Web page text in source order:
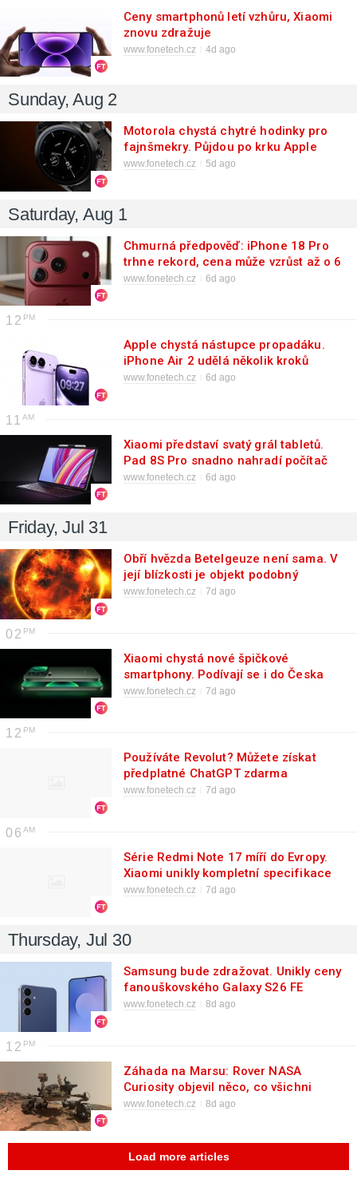
Ceny smartphonů letí vzhůru, Xiaomi
znovu zdražuje
www.fonetech.cz 4d ago
Sunday, Aug 2
Motorola chystá chytré hodinky pro
fajnšmekry. Půjdou po krku Apple
Watch Ultra a Galaxy Watch Ultra
www.fonetech.cz 5d ago
Saturday, Aug 1
Chmurná předpověď: iPhone 18 Pro
trhne rekord, cena může vzrůst až o 6
000 Kč
www.fonetech.cz 6d ago
12
Apple chystá nástupce propadáku.
iPhone Air 2 udělá několik kroků
vpřed
www.fonetech.cz 6d ago
11
Xiaomi představí svatý grál tabletů.
Pad 8S Pro snadno nahradí počítač
www.fonetech.cz 6d ago
Friday, Jul 31
Obří hvězda Betelgeuze není sama. V
její blízkosti je objekt podobný
Slunci
www.fonetech.cz 7d ago
02
Xiaomi chystá nové špičkové
smartphony. Podívají se i do Česka
www.fonetech.cz 7d ago
12
Používáte Revolut? Můžete získat
předplatné ChatGPT zdarma
www.fonetech.cz 7d ago
06
Série Redmi Note 17 míří do Evropy.
Xiaomi unikly kompletní specifikace
www.fonetech.cz 7d ago
Thursday, Jul 30
Samsung bude zdražovat. Unikly ceny
fanouškovského Galaxy S26 FE
www.fonetech.cz 8d ago
12
Záhada na Marsu: Rover NASA
Curiosity objevil něco, co všichni
známe ze Země
www.fonetech.cz 8d ago
Load more articles